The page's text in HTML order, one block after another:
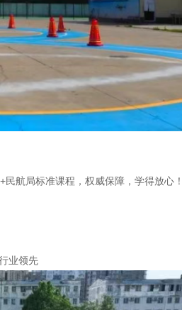
民航局标准课程，权威保障，学得放心！
业领先